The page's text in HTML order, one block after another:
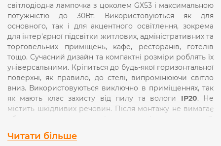
світлодіодна лампочка з цоколем GX53 і максимальною
потужністю до 30Вт. Використовуються як для
основного, так і для акцентного освітлення, зокрема
для інтер'єрної підсвітки житлових, адміністративних та
торговельних приміщень, кафе, ресторанів, готелів
тощо. Сучасний дизайн та компактні розміри роблять їх
універсальними. Кріпиться до будь-якої горизонтальної
поверхні, як правило, до стелі, випромінюючи світло
вниз. Використовуються виключно в приміщеннях, так
як мають клас захисту від пилу та вологи IP20. Не
містить шкідливих речовин. Після монтажу не вимагає
обслуговування на протязі всього періоду експлуатації.
корозії на відміну від дешевих аналогів з металевим
Читати більше